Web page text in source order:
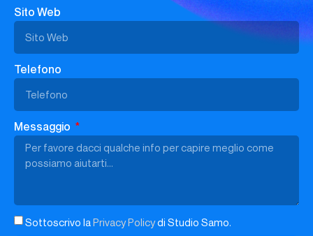
Sito Web
Telefono
Messaggio
Sottoscrivo laPrivacy Policydi Studio Samo.